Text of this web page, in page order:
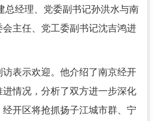
总经理、党委副书记孙洪水与南
主任、党工委副书记沈吉鸿进
表示欢迎。他介绍了南京经开
情况，分析了双方进一步深化
开区将抢抓扬子江城市群、宁